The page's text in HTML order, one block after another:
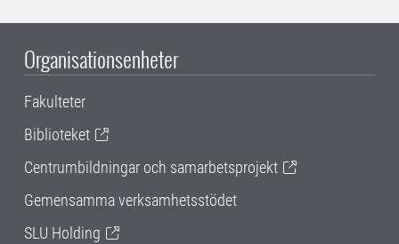
Organisationsenheter
Fakulteter
Biblioteket
Centrumbildningar och samarbetsprojekt
Gemensamma verksamhetsstödet
SLU Holding